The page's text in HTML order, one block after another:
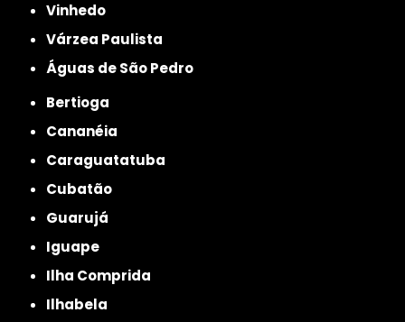
Vinhedo
Várzea Paulista
Águas de São Pedro
Bertioga
Cananéia
Caraguatatuba
Cubatão
Guarujá
Iguape
Ilha Comprida
Ilhabela